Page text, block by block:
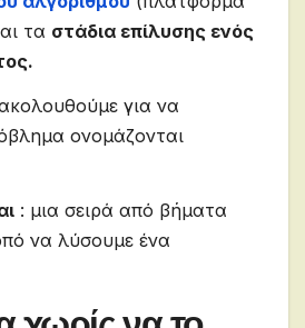
τα στάδια επίλυσης ενός
για να
ονομάζονται
: μια σειρά από βήματα
να λύσουμε ένα